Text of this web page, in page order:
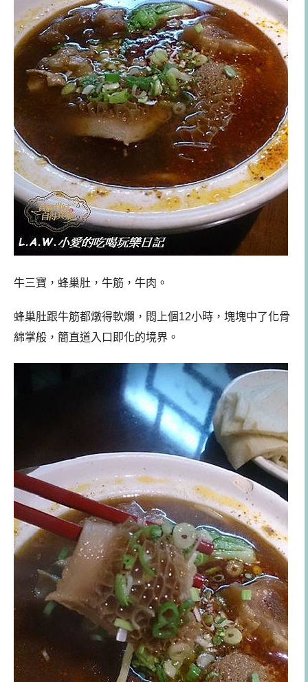
牛三寶，蜂巢肚，牛筋，牛肉。
蜂巢肚跟牛筋都燉得軟爛，悶上個12小時，塊塊中了化骨
綿掌般，簡直道入口即化的境界。